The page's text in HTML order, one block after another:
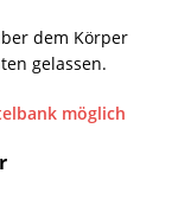
dem Körper
gelassen.